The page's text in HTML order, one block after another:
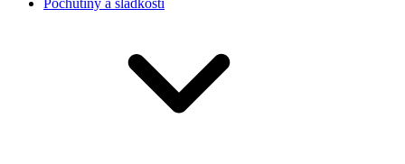
Pochutiny a sladkosti